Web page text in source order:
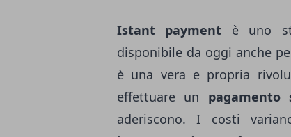
Istant payment è uno
disponibile da oggi anche
è una vera e propria
effettuare un pagamento
aderiscono. I costi